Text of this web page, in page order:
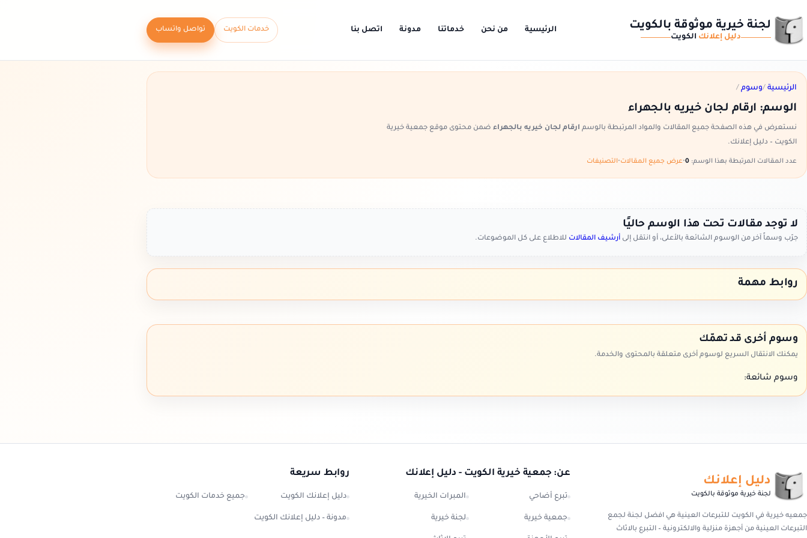
لجنة خيرية موثوقة بالكويت
دليل إعلانك الكويت
الرئيسية من نحن خدماتنا مدونة اتصل بنا خدمات الكويت تواصل واتساب
الرئيسية /وسوم /
الوسم: ارقام لجان خيريه بالجهراء
نستعرض في هذه الصفحة جميع المقالات والمواد المرتبطة بالوسم ارقام لجان خيريه بالجهراء ضمن محتوى موقع جمعية خيرية
الكويت – دليل إعلانك.
عدد المقالات المرتبطة بهذا الوسم: •عرض جميع المقالات•التصنيفات
لا توجد مقالات تحت هذا الوسم حاليًا
جرّب وسماً آخر من الوسوم الشائعة بالأعلى، أو انتقل إلى أرشيف المقالات للاطلاع على كل الموضوعات.
روابط مهمة
وسوم أخرى قد تهمّك
يمكنك الانتقال السريع لوسوم أخرى متعلقة بالمحتوى والخدمة.
وسوم شائعة:
دليل إعلانك
لجنة خيرية موثوقة بالكويت
جمعيه خيرية في الكويت للتبرعات العينية هي افضل لجنة لجمع
التبرعات العينية من أجهزة منزلية والالكترونية – التبرع بالاثاث
عن: جمعية خيرية الكويت - دليل إعلانك
تبرع أضاحي المبرات الخيرية
جمعية خيرية لجنة خيرية
روابط سريعة
دليل إعلانك الكويت جميع خدمات الكويت
مدونة – دليل إعلانك الكويت